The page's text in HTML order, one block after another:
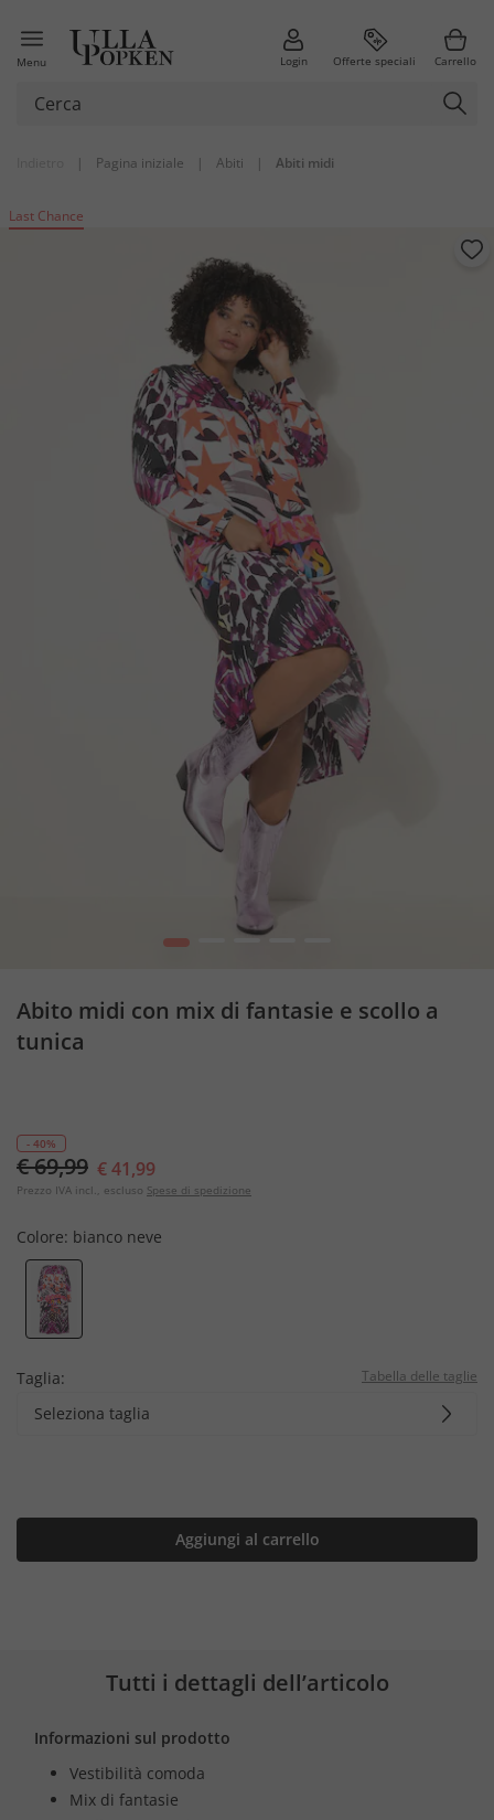
Menu Login Offerte speciali Carrello
| Pagina iniziale | Abiti | Abiti midi
Last Chance
1
Abito midi con mix di fantasie e scollo a
tunica
- 40%
€ 69,99 € 41,99
Prezzo IVA incl., escluso Spese di spedizione
Colore: bianco neve
Taglia: Tabella delle taglie
Seleziona taglia
Aggiungi al carrello
Tutti i dettagli dell’articolo
Informazioni sul prodotto
Vestibilità comoda
Mix di fantasie